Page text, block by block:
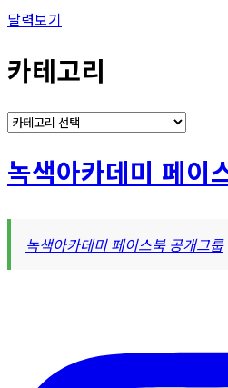
달력보기
카테고리
카
고
리
녹색아카데미 페이
녹색아카데미 페이스북 공개그룹